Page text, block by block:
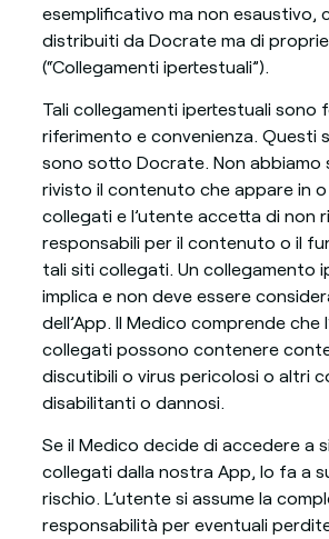
esemplificativo ma non esaustivo,
distribuiti da Docrate ma di
(“Collegamenti ipertestuali”).
Tali collegamenti ipertestuali sono
riferimento e convenienza. Questi
sono sotto Docrate. Non abbiamo
rivisto il contenuto che appare in
collegati e l’utente accetta di non
responsabili per il contenuto o il
tali siti collegati. Un collegamento
implica e non deve essere
dell’App. Il Medico comprende che
collegati possono contenere
discutibili o virus pericolosi o altri
disabilitanti o dannosi.
Se il Medico decide di accedere a
collegati dalla nostra App, lo fa a
rischio. L’utente si assume la
responsabilità per eventuali